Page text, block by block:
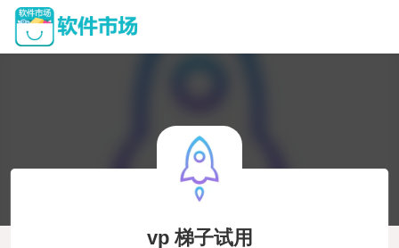
vp 梯子试用